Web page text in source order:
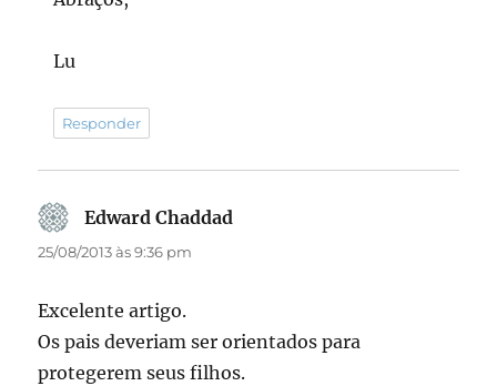
Lu
Responder
Edward Chaddad
25/08/2013 às 9:36 pm
Excelente artigo.
Os pais deveriam ser orientados para
protegerem seus filhos.